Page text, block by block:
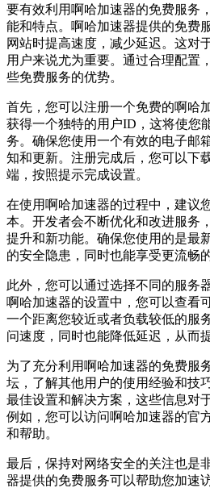
要有效利用啊哈加速器的免费服务
能和特点。啊哈加速器提供的免费
网站时提高速度，减少延迟。这对
用户来说尤为重要。通过合理配置
些免费服务的优势。
首先，您可以注册一个免费的啊哈
获得一个独特的用户ID，这将使您
务。确保您使用一个有效的电子邮
知和更新。注册完成后，您可以下
端，按照提示完成设置。
在使用啊哈加速器的过程中，建议
本。开发者会不断优化和改进服务
提升和新功能。确保您使用的是最
的安全隐患，同时也能享受更流畅
此外，您可以通过选择不同的服务
啊哈加速器的设置中，您可以查看
一个距离您较近或者负载较低的服
问速度，同时也能降低延迟，从而
为了充分利用啊哈加速器的免费服
坛，了解其他用户的使用经验和技
最佳设置和解决方案，这些信息对
例如，您可以访问啊哈加速器的官
和帮助。
最后，保持对网络安全的关注也是
器提供的免费服务可以帮助您加速